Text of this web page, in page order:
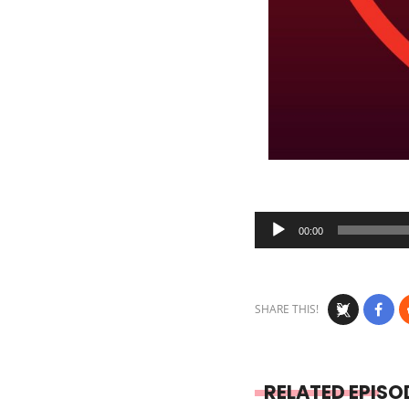
Audio
Player
00:00
SHARE THIS!
RELATED